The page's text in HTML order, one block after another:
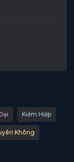
Kiếm Hiệp
Không